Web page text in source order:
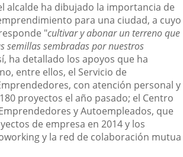
alcalde ha dibujado la importancia de
para una ciudad, a cuyo
"cultivar y abonar un terreno que
semillas sembradas por nuestros
ha detallado los apoyos que ha
entre ellos, el Servicio de
con atención personal y
proyectos el año pasado; el Centro
y Autoempleados, que
de empresa en 2014 y los
y la red de colaboración mutua